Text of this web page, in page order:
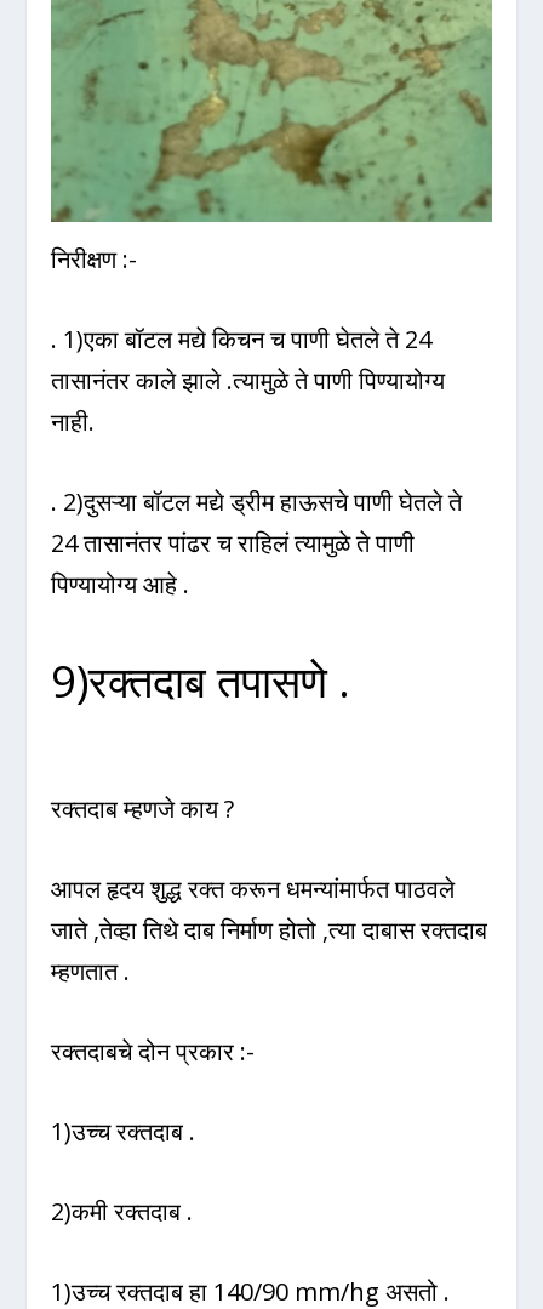
निरीक्षण :-
. 1)एका बॉटल मद्ये किचन च पाणी घेतले ते 24
तासानंतर काले झाले .त्यामुळे ते पाणी पिण्यायोग्य
नाही.
. 2)दुसऱ्या बॉटल मद्ये ड्रीम हाऊसचे पाणी घेतले ते
24 तासानंतर पांढर च राहिलं त्यामुळे ते पाणी
पिण्यायोग्य आहे .
9)रक्तदाब तपासणे .
रक्तदाब म्हणजे काय ?
आपल हृदय शुद्ध रक्त करून धमन्यांमार्फत पाठवले
जाते ,तेव्हा तिथे दाब निर्माण होतो ,त्या दाबास रक्तदाब
म्हणतात .
रक्तदाबचे दोन प्रकार :-
1)उच्च रक्तदाब .
2)कमी रक्तदाब .
1)उच्च रक्तदाब हा 140/90 mm/hg असतो .